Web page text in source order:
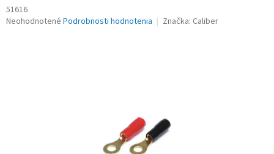
51616
Priemerné
Neohodnotené Podrobnosti hodnotenia Značka: Caliber